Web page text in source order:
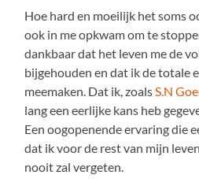
Hoe hard en moeilijk het soms
ook in me opkwam om te
dankbaar dat het leven me de
bijgehouden en dat ik de totale
meemaken. Dat ik, zoalsS.N
lang een eerlijke kans heb
Een oogopenende ervaring die
dat ik voor de rest van mijn
nooit zal vergeten.